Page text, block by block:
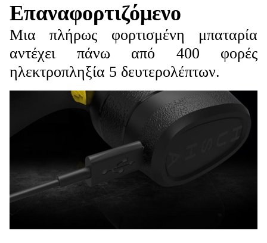
Επαναφορτιζόμενο
Μια πλήρως φορτισμένη μπαταρία
αντέχει πάνω από 400 φορές
ηλεκτροπληξία 5 δευτερολέπτων.